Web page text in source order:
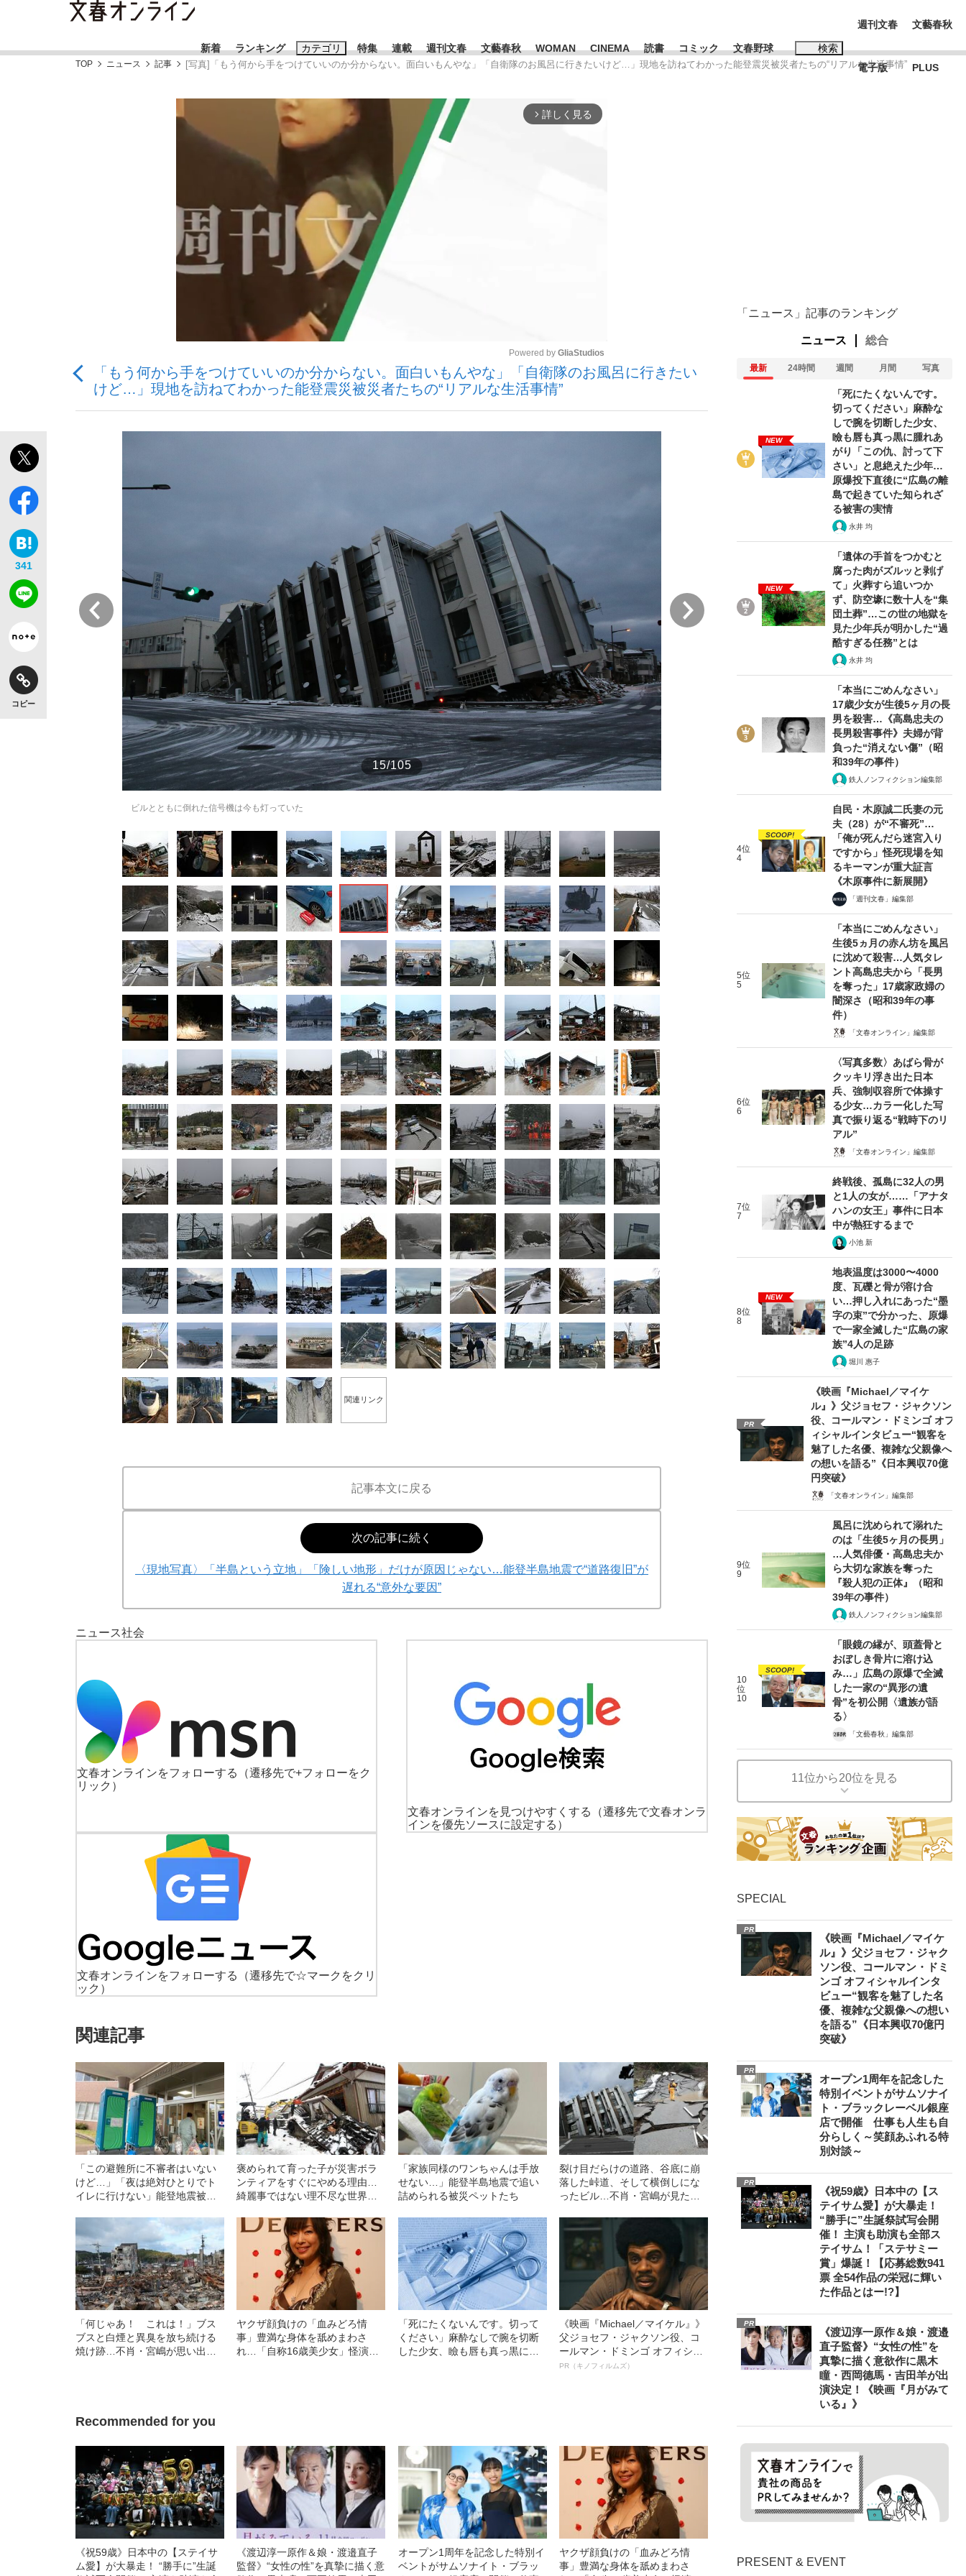
新着 ランキング カテゴリ
「90%は失敗する。でも…」本田圭佑が初めて明かした日本代表監督に...
「クマが悪者扱いされているのが悲しい」『北の国から』倉本聰氏（91...
「目標達成できなかったからと言って…」サッカー日本代表・森保一監督...
もっと見る
特集
終戦から81年
キングの誕生を、目撃せよ。
いまさら聞けない資産運用のすべて
the Style
もっと見る
連載 週刊文春 文藝春秋 WOMAN CINEMA 読書 コミック 文春野球 検索
おすすめのキーワードタグ一覧
#藤田晋 #三山凌輝 #高市早苗
#玉木雄一郎
#亀和田武
週刊文春
電子版
文藝春秋
PLUS
TOP ニュース 記事 [写真]「もう何から手をつけていいのか分からない。面白いもんやな」「自衛隊のお風呂に行きたいけど…」現地を訪ねてわかった能登震災被災者たちの“リアルな生活事情”
arrow_forward_ios 詳しく見る
Mute
Powered by GliaStudios
「もう何から手をつけていいのか分からない。面白いもんやな」「自衛隊のお風呂に行きたい
けど…」現地を訪ねてわかった能登震災被災者たちの“リアルな生活事情”
341
コピー
15/105
ビルとともに倒れた信号機は今も灯っていた
16/105
関連リンク
記事本文に戻る
次の記事に続く
〈現地写真〉「半島という立地」「険しい地形」だけが原因じゃない…能登半島地震で“道路復旧”が
遅れる“意外な要因”
ニュース社会
文春オンラインをフォローする
（遷移先で+フォローをク
リック）
文春オンラインを見つけやすくする
（遷移先で文春オンラ
インを優先ソースに設定する）
文春オンラインをフォローする
（遷移先で☆マークをクリ
ック）
関連記事
「この避難所に不審者はいない
けど…」「夜は絶対ひとりでト
イレに行けない」能登地震被災
困っていること」
褒められて育った子が災害ボラ
ンティアをすぐにやめる理由…
綺麗事ではない理不尽な世界を
「家族同様のワンちゃんは手放
せない…」能登半島地震で追い
詰められる被災ペットたち
裂け目だらけの道路、谷底に崩
落した峠道、そして横倒しにな
ったビル…不肖・宮嶋が見た能
「何じゃあ！ これは！」ブス
ブスと白煙と異臭を放ち続ける
焼け跡…不肖・宮嶋が思い出す
ヤクザ顔負けの「血みどろ情
事」豊満な身体を舐めまわさ
れ…「自称16歳美少女」怪演
「死にたくないんです。切って
ください」麻酔なしで腕を切断
した少女、瞼も唇も真っ黒に腫
《映画『Michael／マイケル』》
父ジョセフ・ジャクソン役、コ
ールマン・ドミンゴ オフィシャ
ルインタビュー“観客を魅了した
PR（キノフィルムズ）
Recommended for you
《祝59歳》日本中の【ステイサ
ム愛】が大暴走！ “勝手に”生誕
《渡辺淳一原作＆娘・渡邉直子
監督》“女性の性”を真摯に描く意
オープン1周年を記念した特別イ
ベントがサムソナイト・ブラッ
ヤクザ顔負けの「血みどろ情
事」豊満な身体を舐めまわさ
「ニュース」記事のランキング
ニュース 総合
最新 24時間 週間 月間 写真
NEW
「死にたくないんです。
切ってください」麻酔な
しで腕を切断した少女、
瞼も唇も真っ黒に腫れあ
がり「この仇、討って下
さい」と息絶えた少年…
原爆投下直後に“広島の離
島で起きていた知られざ
る被害の実情
永井 均
NEW
「遺体の手首をつかむと
腐った肉がズルッと剥げ
て」火葬すら追いつか
ず、防空壕に数十人を“集
団土葬”…この世の地獄を
見た少年兵が明かした“過
酷すぎる任務”とは
永井 均
「本当にごめんなさい」
17歳少女が生後5ヶ月の長
男を殺害…《高島忠夫の
長男殺害事件》夫婦が背
負った“消えない傷”（昭
和39年の事件）
鉄人ノンフィクション編集部
4位
4
SCOOP!
自民・木原誠二氏妻の元
夫（28）が“不審死”…
「俺が死んだら迷宮入り
ですから」怪死現場を知
るキーマンが重大証言
《木原事件に新展開》
「週刊文春」編集部
5位
5
「本当にごめんなさい」
生後5ヵ月の赤ん坊を風呂
に沈めて殺害…人気タレ
ント高島忠夫から「長男
を奪った」17歳家政婦の
闇深さ（昭和39年の事
件）
「文春オンライン」編集部
6位
6
〈写真多数〉あばら骨が
クッキリ浮き出た日本
兵、強制収容所で体操す
る少女…カラー化した写
真で振り返る“戦時下のリ
アル”
「文春オンライン」編集部
7位
7
終戦後、孤島に32人の男
と1人の女が……「アナタ
ハンの女王」事件に日本
中が熱狂するまで
小池 新
8位
8
NEW
地表温度は3000〜4000
度、瓦礫と骨が溶け合
い…押し入れにあった“墨
字の束”で分かった、原爆
で一家全滅した“広島の家
族”4人の足跡
堀川 惠子
PR
《映画『Michael／マイケ
ル』》父ジョセフ・ジャクソン
役、コールマン・ドミンゴ オフ
ィシャルインタビュー“観客を
魅了した名優、複雑な父親像へ
の想いを語る”《日本興収70億
円突破》
「文春オンライン」編集部
9位
9
風呂に沈められて溺れた
のは「生後5ヶ月の長男」
…人気俳優・高島忠夫か
ら大切な家族を奪った
『殺人犯の正体』（昭和
39年の事件）
鉄人ノンフィクション編集部
10
位
10
SCOOP!
「眼鏡の縁が、頭蓋骨と
おぼしき骨片に溶け込
み…」広島の原爆で全滅
した一家の“異形の遺
骨”を初公開〈遺族が語
る〉
「文藝春秋」編集部
11位から20位を見る
SPECIAL
PR
《映画『Michael／マイケ
ル』》父ジョセフ・ジャク
ソン役、コールマン・ドミ
ンゴ オフィシャルインタ
ビュー“観客を魅了した名
優、複雑な父親像への想い
を語る”《日本興収70億円
突破》
PR
オープン1周年を記念した
特別イベントがサムソナイ
ト・ブラックレーベル銀座
店で開催 仕事も人生も自
分らしく～笑顔あふれる特
別対談～
PR
《祝59歳》日本中の【ス
テイサム愛】が大暴走！
“勝手に”生誕祭試写会開
催！ 主演も助演も全部ス
テイサム！「ステサミー
賞」爆誕！【応募総数941
票 全54作品の栄冠に輝い
た作品とはー!?】
PR
《渡辺淳一原作＆娘・渡邉
直子監督》“女性の性”を
真摯に描く意欲作に黒木
瞳・西岡德馬・吉田羊が出
演決定！《映画『月がみて
いる』》
PRESENT & EVENT